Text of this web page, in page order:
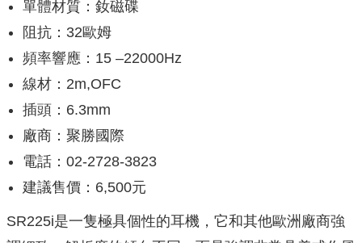
單體材質：釹磁碟
阻抗：32歐姆
頻率響應：15 –22000Hz
線材：2m,OFC
插頭：6.3mm
廠商：聚勝國際
電話：02-2728-3823
建議售價：6,500元
SR225i是一隻極具個性的耳機，它和其他歐洲廠商強